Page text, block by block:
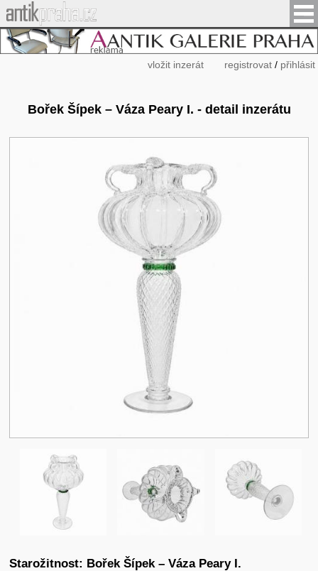
vložit inzerát registrovat/ přihlásit
Bořek Šípek – Váza Peary I. - detail inzerátu
Starožitnost: Bořek Šípek – Váza Peary I.